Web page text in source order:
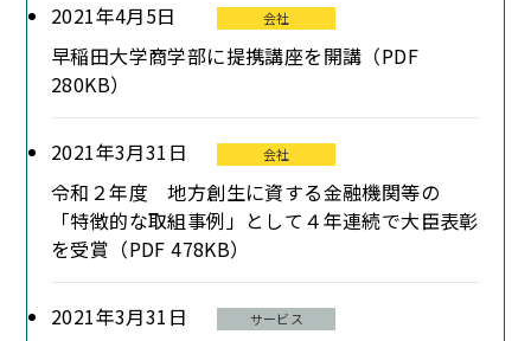
2021年4月5日 会社
早稲田大学商学部に提携講座を開講（PDF
280KB）
2021年3月31日 会社
令和２年度 地方創生に資する金融機関等の
「特徴的な取組事例」として４年連続で大臣表彰
を受賞（PDF 478KB）
2021年3月31日 サービス